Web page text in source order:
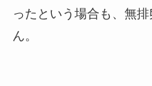
ったという場合も、無
ん。